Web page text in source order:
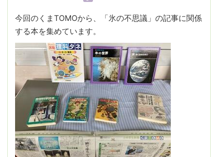
今回のくまTOMOから、「氷の不思議」の記事に関係
する本を集めています。